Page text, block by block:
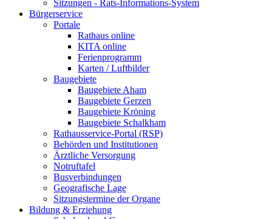
Sitzungen - Rats-Informations-System
Bürgerservice
Portale
Rathaus online
KITA online
Ferienprogramm
Karten / Luftbilder
Baugebiete
Baugebiete Aham
Baugebiete Gerzen
Baugebiete Kröning
Baugebiete Schalkham
Rathausservice-Portal (RSP)
Behörden und Institutionen
Ärztliche Versorgung
Notruftafel
Busverbindungen
Geografische Lage
Sitzungstermine der Organe
Bildung & Erziehung